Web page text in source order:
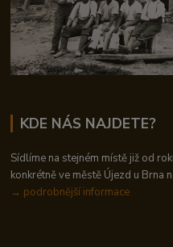
KDE NÁS NAJDETE?
Sídlíme na stejném místě již od
konkrétně ve městě Újezd u Brna
→ podrobnější informace